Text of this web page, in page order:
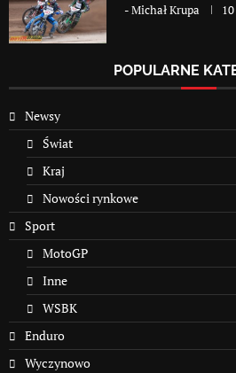
-Michał Krupa
POPULARNE
Newsy
Świat
Kraj
Nowości rynkowe
Sport
MotoGP
Inne
WSBK
Enduro
Wyczynowo